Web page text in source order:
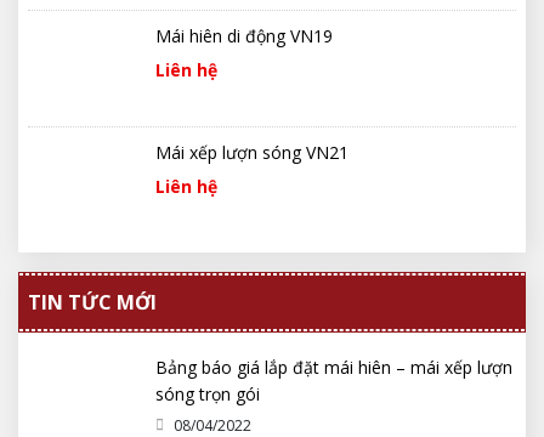
Mái hiên di động VN19
Liên hệ
Mái xếp lượn sóng VN21
Liên hệ
TIN TỨC MỚI
Bảng báo giá lắp đặt mái hiên – mái xếp lượn
sóng trọn gói
08/04/2022